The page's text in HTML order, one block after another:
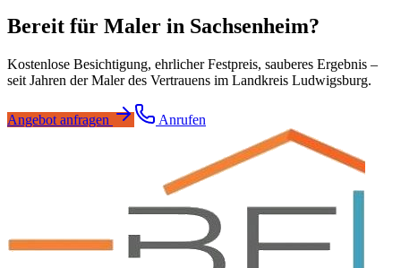
Bereit für Maler in Sachsenheim?
Kostenlose Besichtigung, ehrlicher Festpreis, sauberes Ergebnis –
seit Jahren der Maler des Vertrauens im Landkreis Ludwigsburg.
Angebot anfragen Anrufen